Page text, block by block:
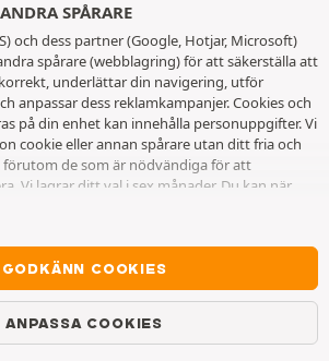
Brock B32
7.5", Diameter: 18", hål: 5
7.5x18 ET41 5x115 70.2
SPÅRARE
och dess partner (Google, Hotjar, Microsoft)
spårare (webblagring) för att säkerställa att
underlättar din navigering, utför
anpassar dess reklamkampanjer. Cookies och
på din enhet kan innehålla personuppgifter. Vi
cookie eller annan spårare utan ditt fria och
de som är nödvändiga för att
Vi lagrar ditt val i sex månader. Du kan när
Vägran hindrar inte tillgång till tjänsterna
information hänvisar vi till
GODKÄNN COOKIES
ANPASSA COOKIES